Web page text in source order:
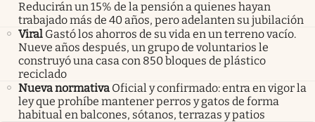
Reducirán un 15% de la pensión a quienes hayan
trabajado más de 40 años, pero adelanten su jubilación
Viral Gastó los ahorros de su vida en un terreno vacío.
Nueve años después, un grupo de voluntarios le
construyó una casa con 850 bloques de plástico
reciclado
Nueva normativa Oficial y confirmado: entra en vigor la
ley que prohíbe mantener perros y gatos de forma
habitual en balcones, sótanos, terrazas y patios